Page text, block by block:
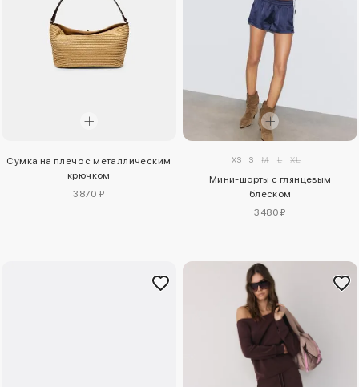
Сумка на плечо с металлическим
крючком
3870 ₽
XS S M L XL
Мини-шорты с глянцевым
блеском
3480 ₽